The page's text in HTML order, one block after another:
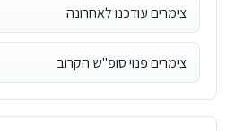
צימרים עודכנו לאחרונה
צימרים פנוי סופ"ש הקרוב